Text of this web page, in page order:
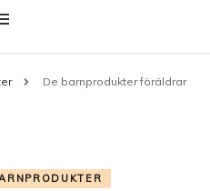
De barnprodukter föräldrar